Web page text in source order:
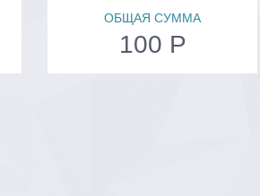
ОБЩАЯ СУММА
100 Р